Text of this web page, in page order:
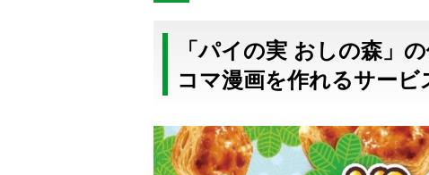
「パイの実 おしの森」
コマ漫画を作れるサー